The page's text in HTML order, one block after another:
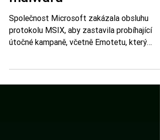
malwaru
Společnost Microsoft zakázala obsluhu
protokolu MSIX, aby zastavila probíhající
zranitelnost využíval